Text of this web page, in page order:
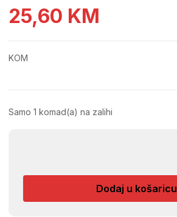
25,60 KM
KOM
Samo 1 komad(a) na zalihi
RASTJERIVAC
količina
Dodaj u košaricu